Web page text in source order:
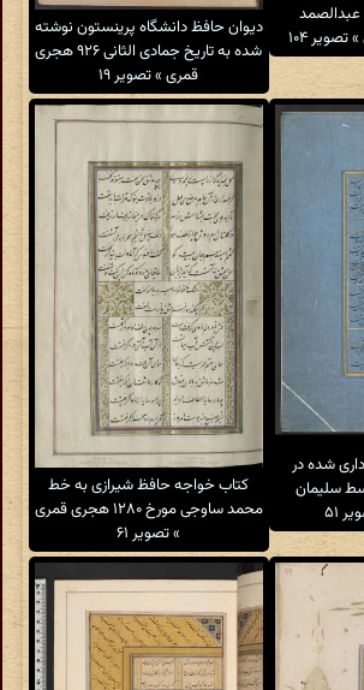
دیوان حافظ دانشگاه پرینستون نوشته
شده به تاریخ جمادی الثانی ۹۲۶ هجری
قمری » تصویر ۱۹
شده در
توسط سلیمان
۵۱
کتاب خواجه حافظ شیرازی به خط
محمد ساوجی مورخ ۱۲۸۰ هجری قمری
» تصویر ۶۱